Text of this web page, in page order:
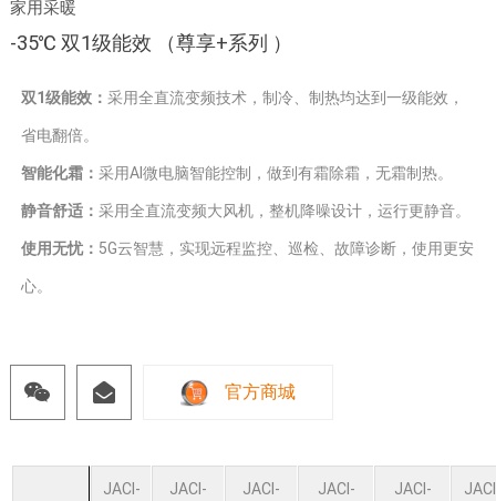
家用采暖
-35℃ 双1级能效 （尊享+系列 ）
双1级能效： 采用全直流变频技术，制冷、制热均达到一级能效，
省电翻倍。
智能化霜： 采用AI微电脑智能控制，做到有霜除霜，无霜制热。
静音舒适： 采用全直流变频大风机，整机降噪设计，运行更静音。
使用无忧： 5G云智慧，实现远程监控、巡检、故障诊断，使用更安
心。
官方商城
JACI- JACI- JACI- JACI- JACI-